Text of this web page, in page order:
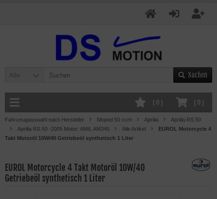
Alle Suchen
( 0 )
( 0 )
Fahrzeugauswahl nach Hersteller Moped 50 ccm Aprilia
Aprilia RS 50
Aprilia RS 50 -2005 Motor: AM6, AM345
Alle Artikel
EUROL Motorcycle 4
Takt Motoröl 10W/40 Getriebeöl synthetisch 1 Liter
EUROL Motorcycle 4 Takt Motoröl 10W/40
Getriebeöl synthetisch 1 Liter